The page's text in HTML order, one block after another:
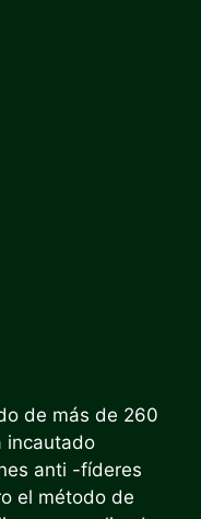
de más de 260
incautado
anti -fíderes
el método de